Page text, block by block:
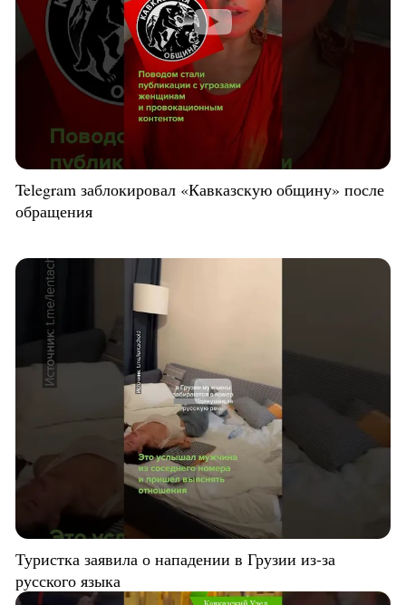
Telegram заблокировал «Кавказскую общину» после
обращения
Туристка заявила о нападении в Грузии из-за
русского языка